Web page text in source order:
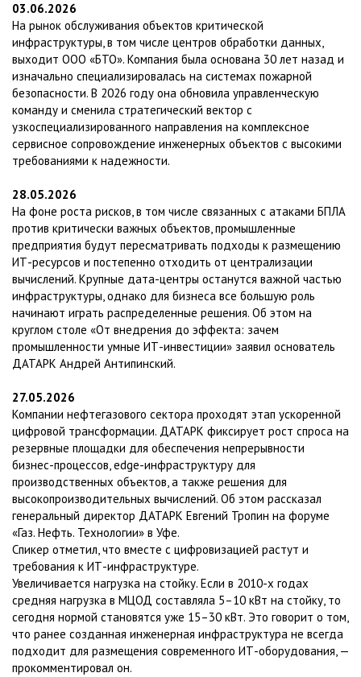
03.06.2026
На рынок обслуживания объектов критической
инфраструктуры, в том числе центров обработки данных,
выходит ООО «БТО». Компания была основана 30 лет назад и
изначально специализировалась на системах пожарной
безопасности. В 2026 году она обновила управленческую
команду и сменила стратегический вектор с
узкоспециализированного направления на комплексное
сервисное сопровождение инженерных объектов с высокими
требованиями к надежности.
28.05.2026
На фоне роста рисков, в том числе связанных с атаками БПЛА
против критически важных объектов, промышленные
предприятия будут пересматривать подходы к размещению
ИТ-ресурсов и постепенно отходить от централизации
вычислений. Крупные дата-центры останутся важной частью
инфраструктуры, однако для бизнеса все большую роль
начинают играть распределенные решения. Об этом на
круглом столе «От внедрения до эффекта: зачем
промышленности умные ИТ-инвестиции» заявил основатель
ДАТАРК Андрей Антипинский.
27.05.2026
Компании нефтегазового сектора проходят этап ускоренной
цифровой трансформации. ДАТАРК фиксирует рост спроса на
резервные площадки для обеспечения непрерывности
бизнес-процессов, edge-инфраструктуру для
производственных объектов, а также решения для
высокопроизводительных вычислений. Об этом рассказал
генеральный директор ДАТАРК Евгений Тропин на форуме
«Газ. Нефть. Технологии» в Уфе.
Cпикер отметил, что вместе с цифровизацией растут и
требования к ИТ-инфраструктуре.
Увеличивается нагрузка на стойку. Если в 2010-х годах
средняя нагрузка в МЦОД составляла 5–10 кВт на стойку, то
сегодня нормой становятся уже 15–30 кВт. Это говорит о том,
что ранее созданная инженерная инфраструктура не всегда
подходит для размещения современного ИТ-оборудования, —
прокомментировал он.